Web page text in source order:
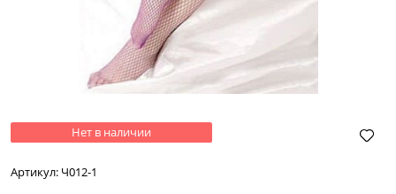
Нет в наличии
Артикул: Ч012-1